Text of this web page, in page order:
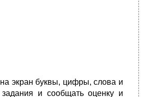
экран буквы, цифры, слова и
и сообщать оценку и